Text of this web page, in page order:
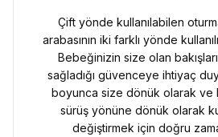
Çift yönde kullanılabilen
arabasının iki farklı yönde
Bebeğinizin size olan
sağladığı güvenceye ihtiyaç
boyunca size dönük olarak ve
sürüş yönüne dönük olarak
değiştirmek için doğru